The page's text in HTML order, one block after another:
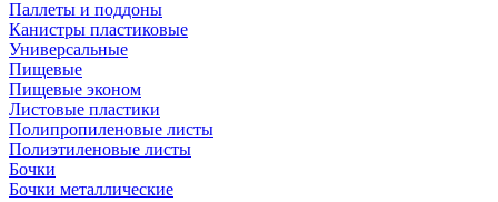
Паллеты и поддоны
Канистры пластиковые
Универсальные
Пищевые
Пищевые эконом
Листовые пластики
Полипропиленовые листы
Полиэтиленовые листы
Бочки
Бочки металлические